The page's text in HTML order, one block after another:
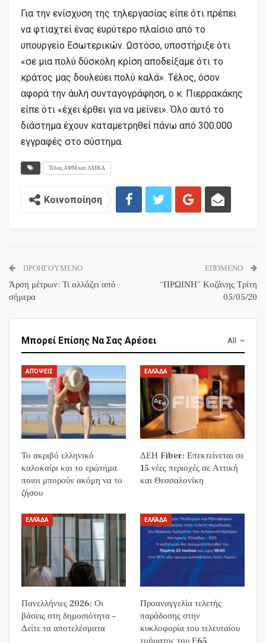
Για την ενίσχυση της τηλεργασίας είπε ότι πρέπει
να φτιαχτεί ένας ευρύτερο πλαίσιο από το
υπουργείο Εσωτερικών. Ωστόσο, υποστήριξε ότι
«σε μια πολύ δύσκολη κρίση αποδείξαμε ότι το
κράτος μας δουλεύει πολύ καλά». Τέλος, όσον
αφορά την άυλη συνταγογράφηση, ο κ. Πιερρακάκης
είπε ότι «έχει έρθει για να μείνει». Όλο αυτό το
διάστημα έχουν καταμετρηθεί πάνω από 300.000
εγγραφές στο σύστημα.
Τέλος ΑΦΜ και ΑΜΚΑ
Κοινοποίηση
ΠΡΟΗΓΟΎΜΕΝΟ
Άρση μέτρων: Τι αλλάζει από
σήμερα
ΕΠΌΜΕΝΟ
“ΠΡΩΙΝΗ” Κοζάνης Τρίτη
05/05/20
All
Μπορεί Επίσης Να Σας Αρέσει
ΑΠΌΨΕΙΣ
Το ακριβό ελληνικό
καλοκαίρι και το ερώτημα
ποιοι μπορούν ακόμη να το
ζήσου
ΕΛΛΆΔΑ
ΔΕΗ Fiber: Επεκτείνεται σε
15 νέες περιοχές σε Αττική
και Θεσσαλονίκη
ΕΛΛΆΔΑ
Πανελλήνιες 2026: Οι
βάσεις στη δημοσιότητα –
Δείτε τα αποτελέσματα
ΕΛΛΆΔΑ
Προαναγγελία τελετής
παράδοσης στην
κυκλοφορία του τελευταίου